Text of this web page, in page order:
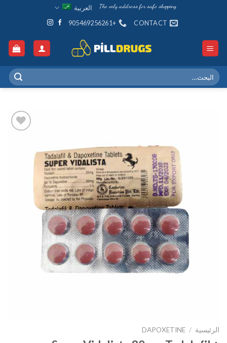
The only address for safe shopping
العربية
CONTACT
+905469256261
البحث
عن:
الرئيسية /
DAPOXETINE